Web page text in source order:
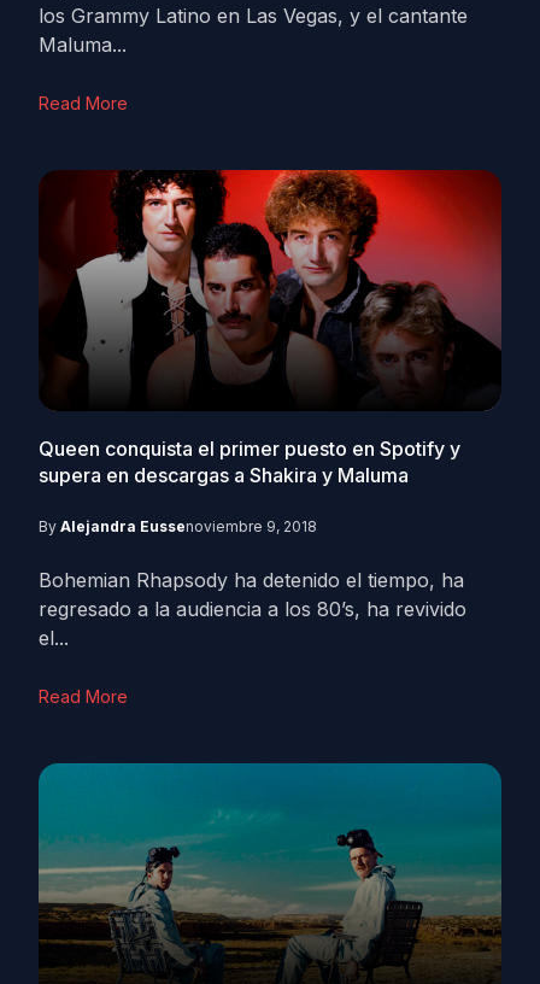
los Grammy Latino en Las Vegas, y el cantante
Maluma...
Read More
Queen conquista el primer puesto en Spotify y
supera en descargas a Shakira y Maluma
By Alejandra Eussenoviembre 9, 2018
Bohemian Rhapsody ha detenido el tiempo, ha
regresado a la audiencia a los 80’s, ha revivido
el...
Read More